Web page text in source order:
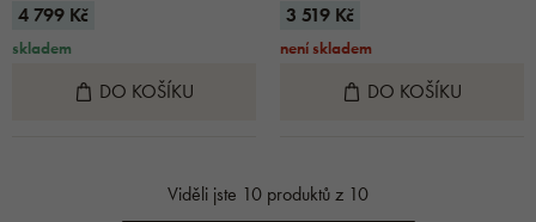
4 799 Kč
skladem
DO KOŠÍKU
3 519 Kč
není skladem
DO KOŠÍKU
Viděli jste 10 produktů z 10